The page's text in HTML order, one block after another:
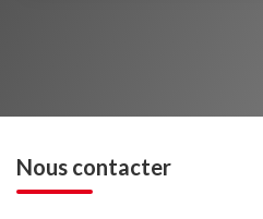
Nous contacter